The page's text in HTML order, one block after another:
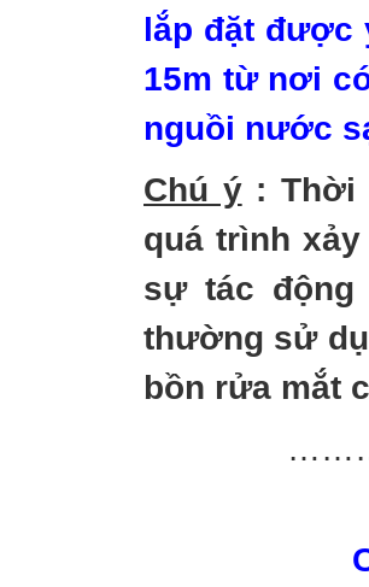
lắp đặt được
15m từ nơi
nguồi nước
Chú ý: Thời
quá trình
sự tác
thường sử
bồn rửa mắt